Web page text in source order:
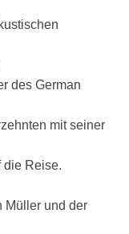
des German
mit seiner
die Reise.
Müller und der